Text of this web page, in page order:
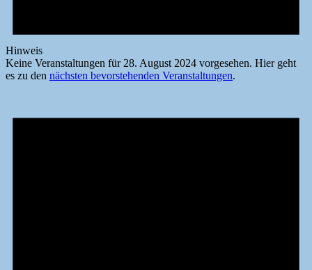
Hinweis
Keine Veranstaltungen für 28. August 2024 vorgesehen. Hier geht
es zu den nächsten bevorstehenden Veranstaltungen.